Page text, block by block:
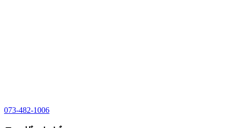
073-482-1006